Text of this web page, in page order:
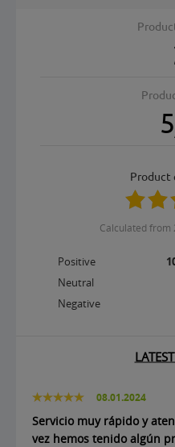
5
calculated
Positive
Neutral
Negative
08.01.2024
Servicio muy rápido y
vez hemos tenido algún